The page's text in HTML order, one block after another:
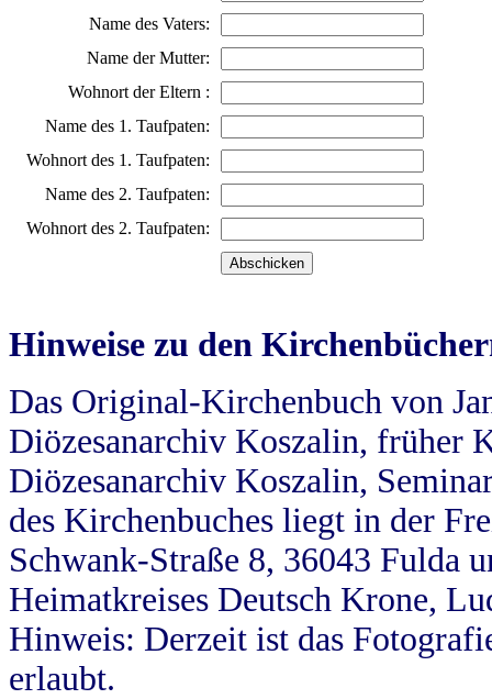
Name des Vaters:
Name der Mutter:
Wohnort der Eltern :
Name des 1. Taufpaten:
Wohnort des 1. Taufpaten:
Name des 2. Taufpaten:
Wohnort des 2. Taufpaten:
Hinweise zu den
Das Original-Kirchenbuch von
Diözesanarchiv Koszalin, früher
Diözesanarchiv Koszalin,
des Kirchenbuches liegt in der
Schwank-Straße 8, 36043 Fulda
Heimatkreises Deutsch Krone,
Hinweis: Derzeit ist das
erlaubt.